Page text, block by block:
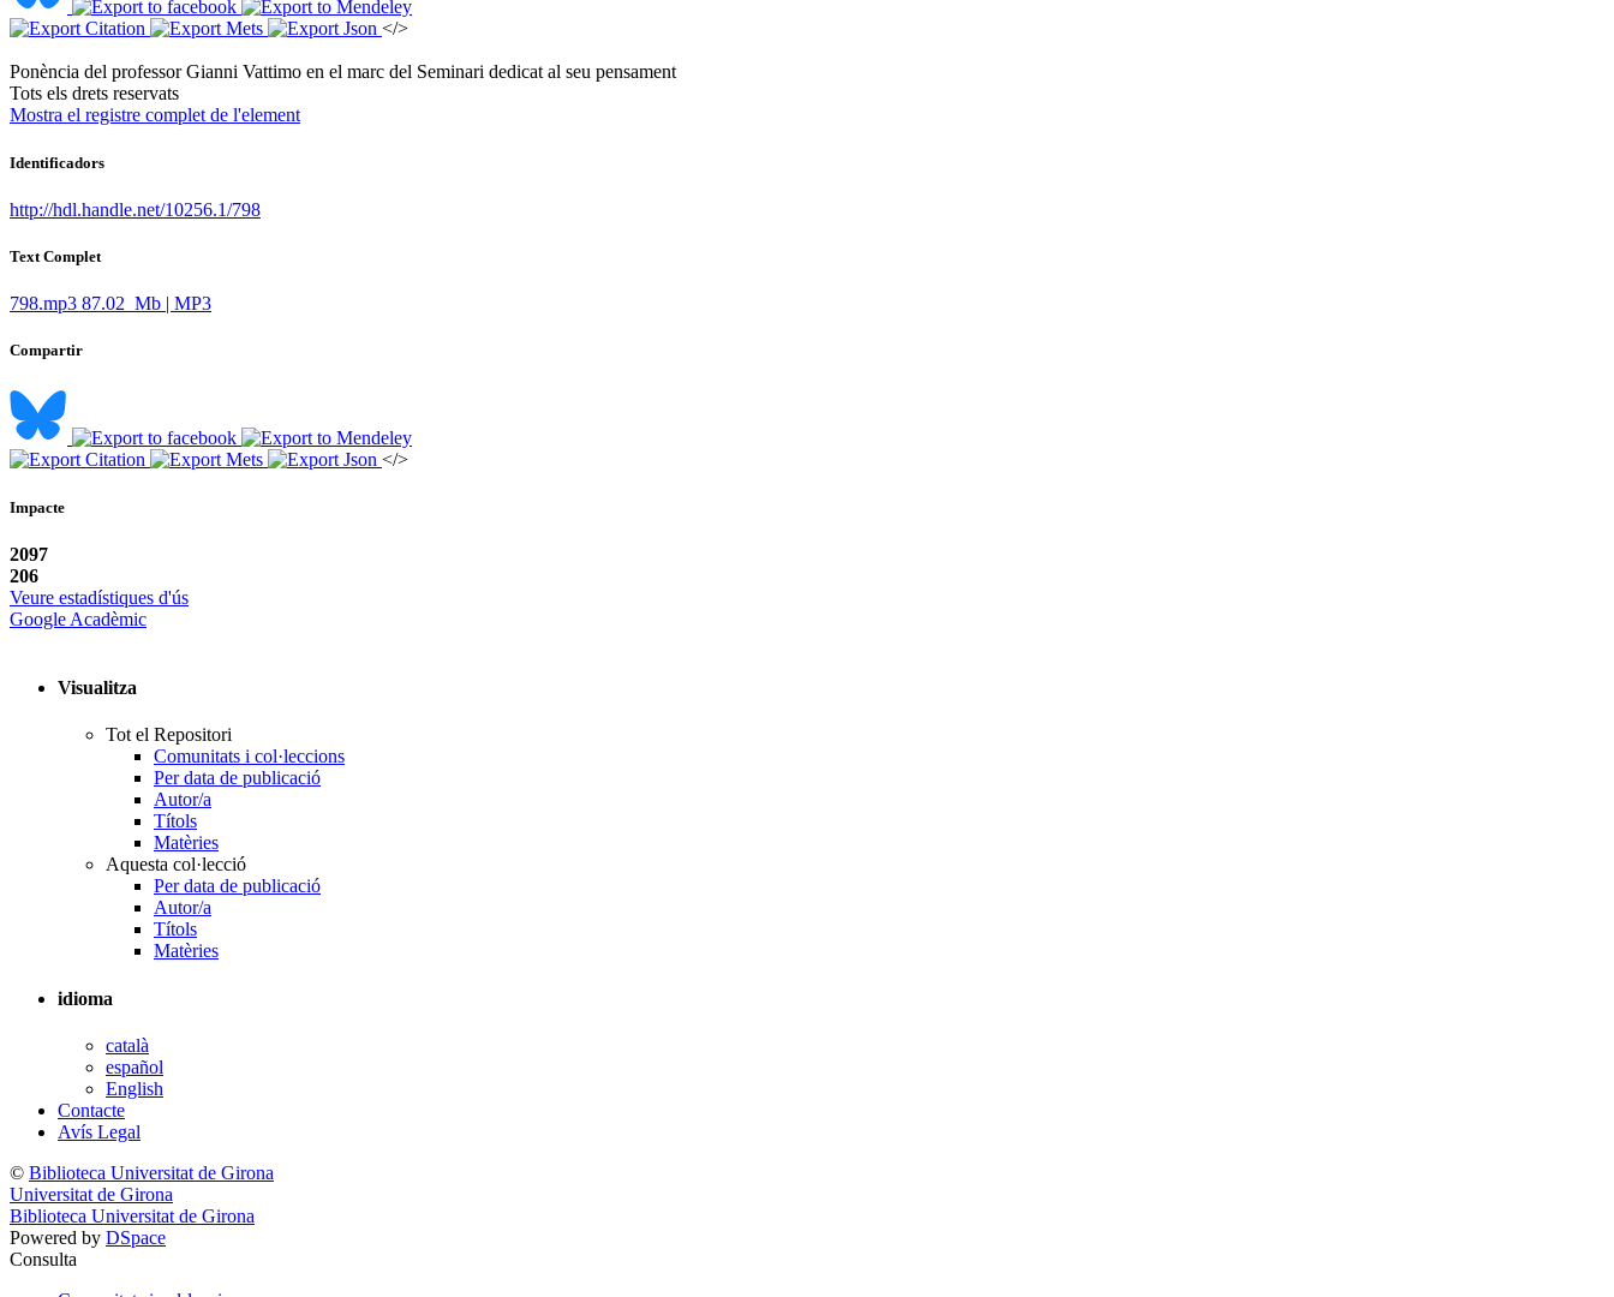
</>
Ponència del professor Gianni Vattimo en el marc del Seminari dedicat al seu pensament ​
​Tots els drets reservats
Mostra el registre complet de l'element
Identificadors
http://hdl.handle.net/10256.1/798
Text Complet
798.mp3 87.02 Mb | MP3
Compartir
</>
Impacte
2097
206
Veure estadístiques d'ús
Google Acadèmic
Visualitza
Tot el Repositori
Comunitats i col·leccions
Per data de publicació
Autor/a
Títols
Matèries
Aquesta col·lecció
Per data de publicació
Autor/a
Títols
Matèries
idioma
català
español
English
Contacte
Avís Legal
© Biblioteca Universitat de Girona
Universitat de Girona
Biblioteca Universitat de Girona
Powered by DSpace
Consulta